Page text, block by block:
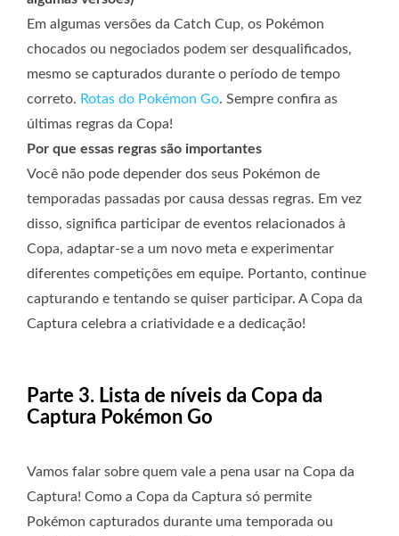
Em algumas versões da Catch Cup, os Pokémon
chocados ou negociados podem ser desqualificados,
mesmo se capturados durante o período de tempo
correto. Rotas do Pokémon Go. Sempre confira as
últimas regras da Copa!
Por que essas regras são importantes
Você não pode depender dos seus Pokémon de
temporadas passadas por causa dessas regras. Em vez
disso, significa participar de eventos relacionados à
Copa, adaptar-se a um novo meta e experimentar
diferentes competições em equipe. Portanto, continue
capturando e tentando se quiser participar. A Copa da
Captura celebra a criatividade e a dedicação!
Parte 3. Lista de níveis da Copa da
Captura Pokémon Go
Vamos falar sobre quem vale a pena usar na Copa da
Captura! Como a Copa da Captura só permite
Pokémon capturados durante uma temporada ou